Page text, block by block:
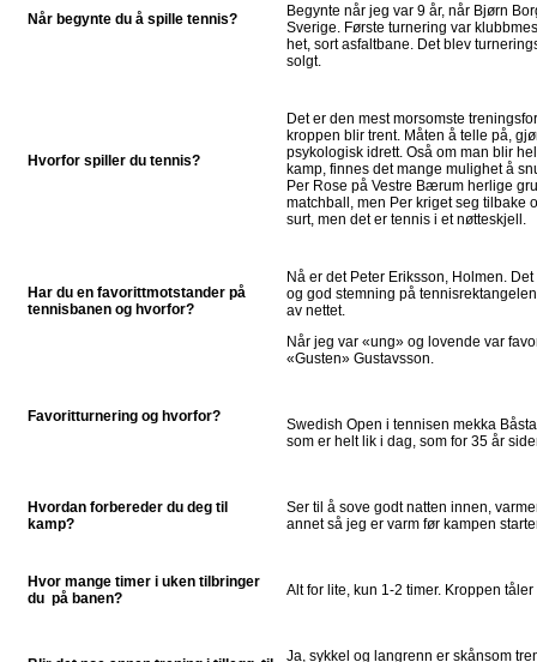
Når begynte du å spille tennis?
Begynte når jeg var 9 år, når Bjørn
Sverige. Første turnering var
het, sort asfaltbane. Det blev
solgt.
Hvorfor spiller du tennis?
Det er den mest morsomste
kroppen blir trent. Måten å telle på,
psykologisk idrett. Oså om man blir
kamp, finnes det mange mulighet å
Per Rose på Vestre Bærum herlige
matchball, men Per kriget seg tilbake
surt, men det er tennis i et nøtteskjell.
Har du en favorittmotstander på
tennisbanen og hvorfor?
Nå er det Peter Eriksson, Holmen.
og god stemning på
av nettet.
Når jeg var «ung» og lovende var
«Gusten» Gustavsson.
Favoritturnering og hvorfor?
Swedish Open i tennisen mekka
som er helt lik i dag, som for 35 år
Hvordan forbereder du deg til
kamp?
Ser til å sove godt natten innen,
annet så jeg er varm før kampen
Hvor mange timer i uken tilbringer
du på banen?
Alt for lite, kun 1-2 timer. Kroppen
Ja, sykkel og langrenn er skånsom